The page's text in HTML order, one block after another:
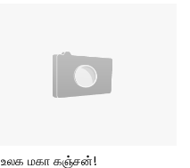
உலக மகா கஞ்சன்!